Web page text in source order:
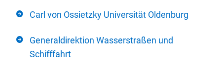
Carl von Ossietzky Universität Oldenburg
Generaldirektion Wasserstraßen und
Schifffahrt